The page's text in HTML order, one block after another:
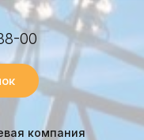
00
компания